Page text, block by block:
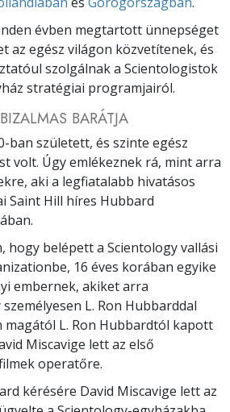
évben megtartott ünnepséget
az egész világon közvetítenek, és
szolgálnak a Scientologistok
stratégiai programjairól.
BARÁTJA
ban született, és szinte egész
volt. Úgy emlékeznek rá, mint arra
aki a legfiatalabb hivatásos
Saint Hill híres Hubbard
hogy belépett a Scientology vallási
16 éves korában egyike
embernek, akiket arra
L. Ron Hubbarddal
magától L. Ron Hubbardtól kapott
Miscavige lett az első
operatőre.
kérésére David Miscavige lett az